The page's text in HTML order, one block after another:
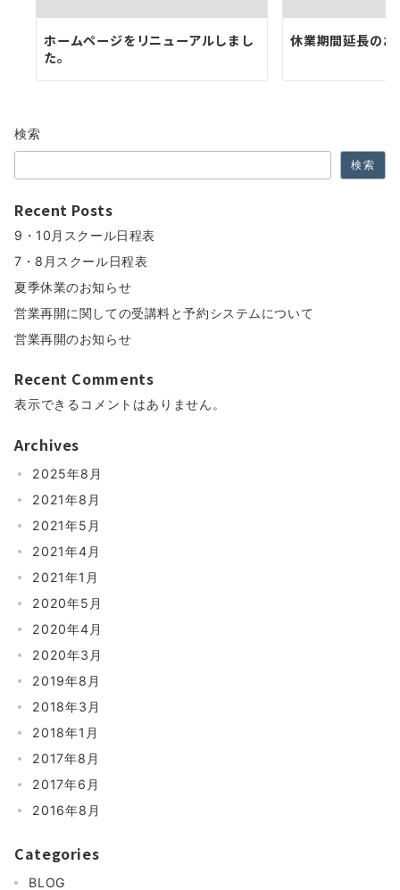
ホームページをリニューアルしまし
た。
休業期間延長のお
検索
検索
Recent Posts
9・10月スクール日程表
7・8月スクール日程表
夏季休業のお知らせ
営業再開に関しての受講料と予約システムについて
営業再開のお知らせ
Recent Comments
表示できるコメントはありません。
Archives
2025年8月
2021年8月
2021年5月
2021年4月
2021年1月
2020年5月
2020年4月
2020年3月
2019年8月
2018年3月
2018年1月
2017年8月
2017年6月
2016年8月
Categories
BLOG